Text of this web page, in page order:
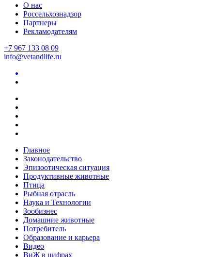
О нас
Россельхознадзор
Партнеры
Рекламодателям
+7 967 133 08 09
info@vetandlife.ru
Главное
Законодательство
Эпизоотическая ситуация
Продуктивные животные
Птица
Рыбная отрасль
Наука и Технологии
Зообизнес
Домашние животные
Потребитель
Образование и карьера
Видео
ВиЖ в цифрах